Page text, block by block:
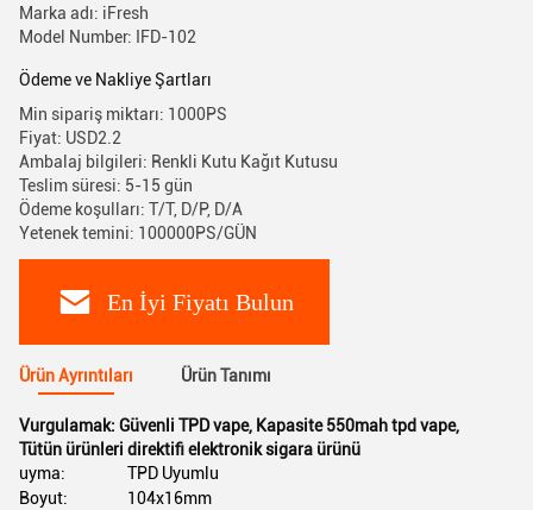
Marka adı: iFresh
Model Number: IFD-102
Ödeme ve Nakliye Şartları
Min sipariş miktarı: 1000PS
Fiyat: USD2.2
Ambalaj bilgileri: Renkli Kutu Kağıt Kutusu
Teslim süresi: 5-15 gün
Ödeme koşulları: T/T, D/P, D/A
Yetenek temini: 100000PS/GÜN
En İyi Fiyatı Bulun
Ürün Ayrıntıları Ürün Tanımı
Vurgulamak: Güvenli TPD vape, Kapasite 550mah tpd vape,
Tütün ürünleri direktifi elektronik sigara ürünü
uyma:
TPD Uyumlu
Boyut:
104x16mm